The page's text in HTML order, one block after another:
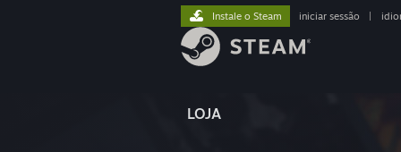
LOJA
Instale o Steam iniciar sessão